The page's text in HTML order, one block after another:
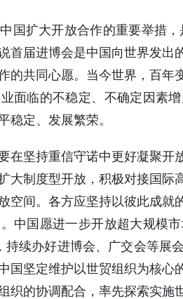
国扩大开放合作的重要举措
首届进博会是中国向世界发
的共同心愿。当今世界，百
面临的不稳定、不确定因素
稳定、发展繁荣。
在坚持重信守诺中更好凝聚
大制度型开放，积极对接国
空间。各方应坚持以彼此成
中国愿进一步开放超大规模
持续办好进博会、广交会等展
国坚定维护以世贸组织为核心
织的协调配合，率先探索实